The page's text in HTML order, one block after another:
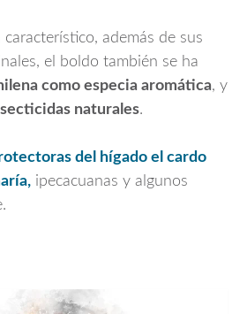
característico, además de sus
el boldo también se ha
como especia aromática, y
naturales.
del hígado el cardo
ipecacuanas y algunos